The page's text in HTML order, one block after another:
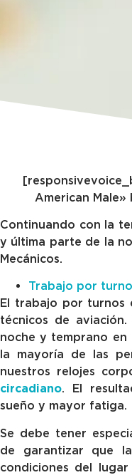
American
Continuando con la
y última parte de la
Mecánicos.
Trabajo por
El trabajo por turnos
técnicos de
noche y temprano en
la mayoría de las
nuestros relojes
circadiano. El
sueño y mayor fatiga.
Se debe tener
de garantizar que
condiciones del